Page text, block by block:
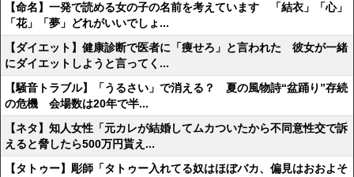
【命名】一発で読める女の子の名前を考えています 「結衣」「心」
「花」「夢」どれがいいでしょ...
【ダイエット】健康診断で医者に「痩せろ」と言われた 彼女が一緒
にダイエットしようと言ってく...
【騒音トラブル】「うるさい」で消える？ 夏の風物詩“盆踊り”存続
の危機 会場数は20年で半...
【ネタ】知人女性「元カレが結婚してムカついたから不同意性交で訴
えると脅したら500万円貰え...
【タトゥー】彫師「タトゥー入れてる奴はほぼバカ、偏見はおおよそ